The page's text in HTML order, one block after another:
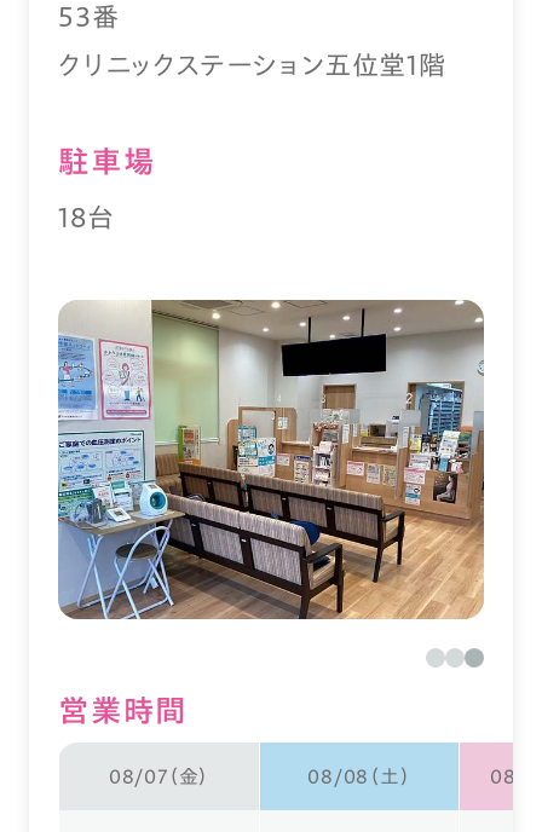
53番
クリニックステーション五位堂1階
駐⾞場
18台
営業時間
08/07（金） 08/08（土） 08/09